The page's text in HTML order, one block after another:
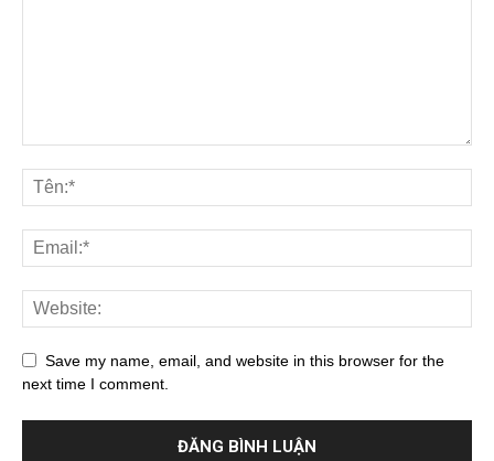
Save my name, email, and website in this browser for the
next time I comment.